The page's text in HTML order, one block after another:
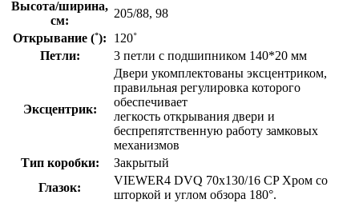
Высота/ширина,
см:
205/88, 98
Открывание (˚):
120˚
Петли:
3 петли с подшипником 140*20 мм
Эксцентрик:
Двери укомплектованы эксцентриком,
правильная регулировка которого
обеспечивает
легкость открывания двери и
беспрепятственную работу замковых
механизмов
Тип коробки:
Закрытый
Глазок:
VIEWER4 DVQ 70х130/16 CP Хром со
шторкой и углом обзора 180°.